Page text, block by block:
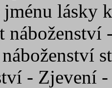
jménu lásky
náboženství
- Zjevení